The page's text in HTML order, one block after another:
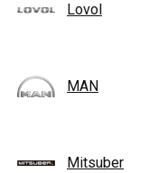
Lovol
MAN
Mitsuber